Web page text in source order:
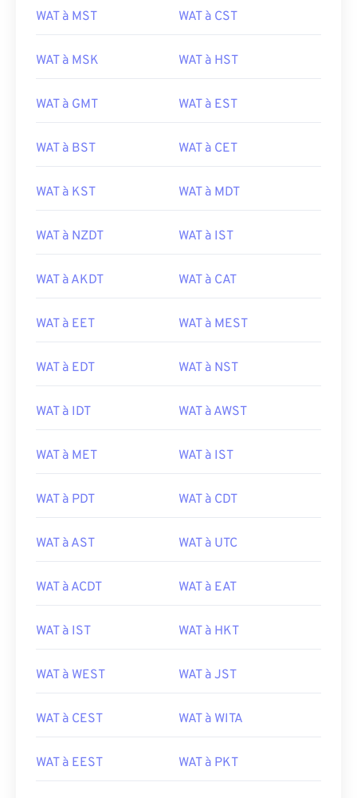
WAT à MST WAT à CST
WAT à MSK WAT à HST
WAT à GMT WAT à EST
WAT à BST WAT à CET
WAT à KST WAT à MDT
WAT à NZDT WAT à IST
WAT à AKDT WAT à CAT
WAT à EET WAT à MEST
WAT à EDT WAT à NST
WAT à IDT WAT à AWST
WAT à MET WAT à IST
WAT à PDT WAT à CDT
WAT à AST WAT à UTC
WAT à ACDT WAT à EAT
WAT à IST WAT à HKT
WAT à WEST WAT à JST
WAT à CEST WAT à WITA
WAT à EEST WAT à PKT